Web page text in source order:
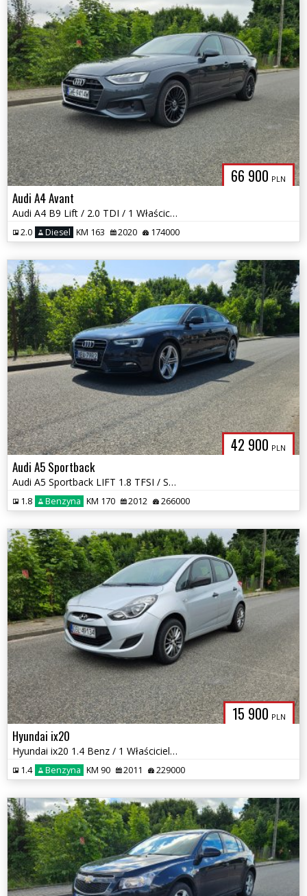
66 900 PLN
Audi A4 Avant
Audi A4 B9 Lift / 2.0 TDI / 1 Właściciel / Matrixy / Radary / Okazja
2.0 Diesel KM 163 2020 174000
42 900 PLN
Audi A5 Sportback
Audi A5 Sportback LIFT 1.8 TFSI / Skóra / Xenon / Zadbany
1.8 Benzyna KM 170 2012 266000
15 900 PLN
Hyundai ix20
Hyundai ix20 1.4 Benz / 1 Właściciel / Zadbany
1.4 Benzyna KM 90 2011 229000